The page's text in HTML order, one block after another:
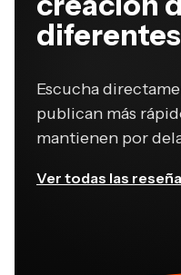
publican más
mantienen por